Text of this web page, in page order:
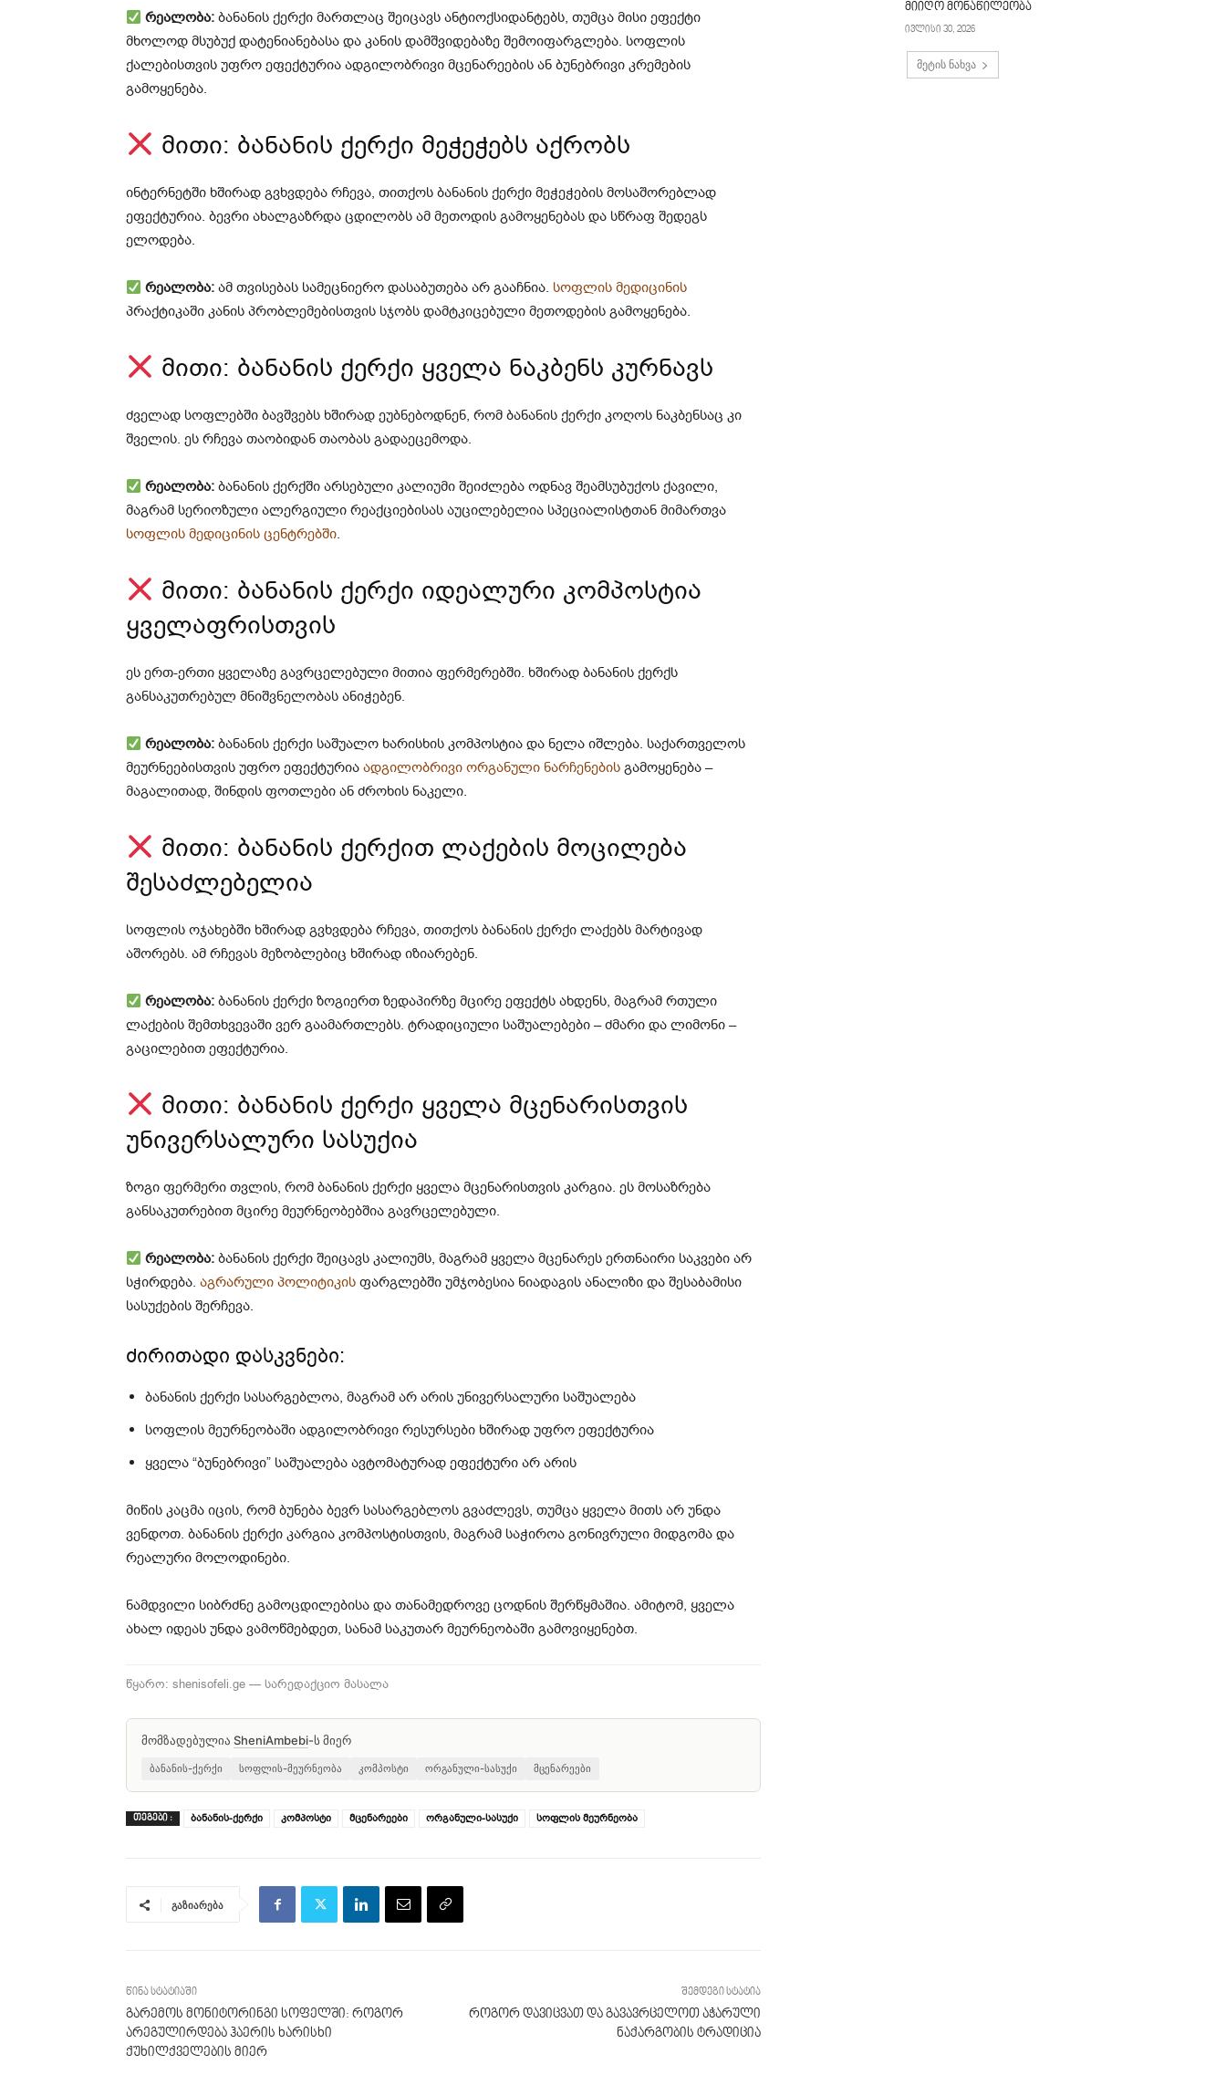
რეალობა: ბანანის ქერქი მართლაც შეიცავს ანტიოქსიდანტებს, თუმცა მისი ეფექტი
მხოლოდ მსუბუქ დატენიანებასა და კანის დამშვიდებაზე შემოიფარგლება. სოფლის
ქალებისთვის უფრო ეფექტურია ადგილობრივი მცენარეების ან ბუნებრივი კრემების
გამოყენება.
მითი: ბანანის ქერქი მეჭეჭებს აქრობს
ინტერნეტში ხშირად გვხვდება რჩევა, თითქოს ბანანის ქერქი მეჭეჭების მოსაშორებლად
ეფექტურია. ბევრი ახალგაზრდა ცდილობს ამ მეთოდის გამოყენებას და სწრაფ შედეგს
ელოდება.
რეალობა: ამ თვისებას სამეცნიერო დასაბუთება არ გააჩნია. სოფლის მედიცინის
პრაქტიკაში კანის პრობლემებისთვის სჯობს დამტკიცებული მეთოდების გამოყენება.
მითი: ბანანის ქერქი ყველა ნაკბენს კურნავს
ძველად სოფლებში ბავშვებს ხშირად ეუბნებოდნენ, რომ ბანანის ქერქი კოღოს ნაკბენსაც კი
შველის. ეს რჩევა თაობიდან თაობას გადაეცემოდა.
რეალობა: ბანანის ქერქში არსებული კალიუმი შეიძლება ოდნავ შეამსუბუქოს ქავილი,
მაგრამ სერიოზული ალერგიული რეაქციებისას აუცილებელია სპეციალისტთან მიმართვა
სოფლის მედიცინის ცენტრებში.
მითი: ბანანის ქერქი იდეალური კომპოსტია
ყველაფრისთვის
ეს ერთ-ერთი ყველაზე გავრცელებული მითია ფერმერებში. ხშირად ბანანის ქერქს
განსაკუთრებულ მნიშვნელობას ანიჭებენ.
რეალობა: ბანანის ქერქი საშუალო ხარისხის კომპოსტია და ნელა იშლება. საქართველოს
მეურნეებისთვის უფრო ეფექტურია ადგილობრივი ორგანული ნარჩენების გამოყენება –
მაგალითად, შინდის ფოთლები ან ძროხის ნაკელი.
მითი: ბანანის ქერქით ლაქების მოცილება
შესაძლებელია
სოფლის ოჯახებში ხშირად გვხვდება რჩევა, თითქოს ბანანის ქერქი ლაქებს მარტივად
აშორებს. ამ რჩევას მეზობლებიც ხშირად იზიარებენ.
რეალობა: ბანანის ქერქი ზოგიერთ ზედაპირზე მცირე ეფექტს ახდენს, მაგრამ რთული
ლაქების შემთხვევაში ვერ გაამართლებს. ტრადიციული საშუალებები – ძმარი და ლიმონი –
გაცილებით ეფექტურია.
მითი: ბანანის ქერქი ყველა მცენარისთვის
უნივერსალური სასუქია
ზოგი ფერმერი თვლის, რომ ბანანის ქერქი ყველა მცენარისთვის კარგია. ეს მოსაზრება
განსაკუთრებით მცირე მეურნეობებშია გავრცელებული.
რეალობა: ბანანის ქერქი შეიცავს კალიუმს, მაგრამ ყველა მცენარეს ერთნაირი საკვები არ
სჭირდება. აგრარული პოლიტიკის ფარგლებში უმჯობესია ნიადაგის ანალიზი და შესაბამისი
სასუქების შერჩევა.
ძირითადი დასკვნები:
ბანანის ქერქი სასარგებლოა, მაგრამ არ არის უნივერსალური საშუალება
სოფლის მეურნეობაში ადგილობრივი რესურსები ხშირად უფრო ეფექტურია
ყველა “ბუნებრივი” საშუალება ავტომატურად ეფექტური არ არის
მიწის კაცმა იცის, რომ ბუნება ბევრ სასარგებლოს გვაძლევს, თუმცა ყველა მითს არ უნდა
ვენდოთ. ბანანის ქერქი კარგია კომპოსტისთვის, მაგრამ საჭიროა გონივრული მიდგომა და
რეალური მოლოდინები.
ნამდვილი სიბრძნე გამოცდილებისა და თანამედროვე ცოდნის შერწყმაშია. ამიტომ, ყველა
ახალ იდეას უნდა ვამოწმებდეთ, სანამ საკუთარ მეურნეობაში გამოვიყენებთ.
წყარო: shenisofeli.ge — სარედაქციო მასალა
მომზადებულია SheniAmbebi-ს მიერ
ბანანის-ქერქი სოფლის-მეურნეობა კომპოსტი ორგანული-სასუქი მცენარეები
ᲗᲔᲒᲔᲑᲘ : ბანანის-ქერქი კომპოსტი მცენარეები ორგანული-სასუქი სოფლის მეურნეობა
გაზიარება
წინა სტატიაში
გარემოს მონიტორინგი სოფელში: როგორ
არეგულირდება ჰაერის ხარისხი
ქუხილქველების მიერ
შემდეგი სტატია
როგორ დავიცვათ და გავავრცელოთ აჭარული
ნაქარგობის ტრადიცია
მიიღო მონაწილეობა
ივლისი 30, 2026
მეტის ნახვა